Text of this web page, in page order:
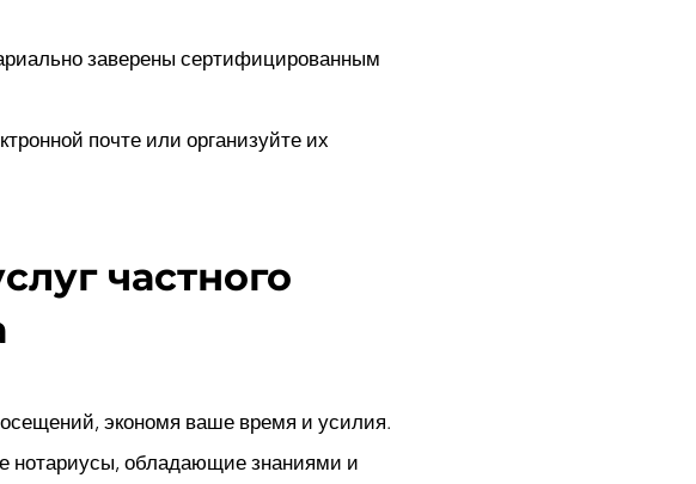
заверены сертифицированным
почте или организуйте их
частного
экономя ваше время и усилия.
нотариусы, обладающие знаниями и